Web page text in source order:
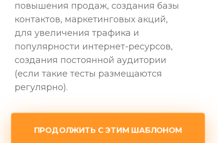
повышения продаж, создания базы
контактов, маркетинговых акций,
для увеличения трафика и
популярности интернет-ресурсов,
создания постоянной аудитории
(если такие тесты размещаются
регулярно).
ПРОДОЛЖИТЬ С ЭТИМ ШАБЛОНОМ